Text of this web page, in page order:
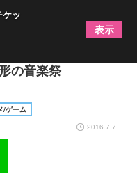
化などが融合！京
の音楽祭
/ゲーム
2016.7.7
ッ
表示